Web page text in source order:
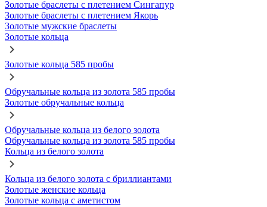
Золотые браслеты с плетением Сингапур
Золотые браслеты с плетением Якорь
Золотые мужские браслеты
Золотые кольца
Золотые кольца 585 пробы
Обручальные кольца из золота 585 пробы
Золотые обручальные кольца
Обручальные кольца из белого золота
Обручальные кольца из золота 585 пробы
Кольца из белого золота
Кольца из белого золота с бриллиантами
Золотые женские кольца
Золотые кольца с аметистом